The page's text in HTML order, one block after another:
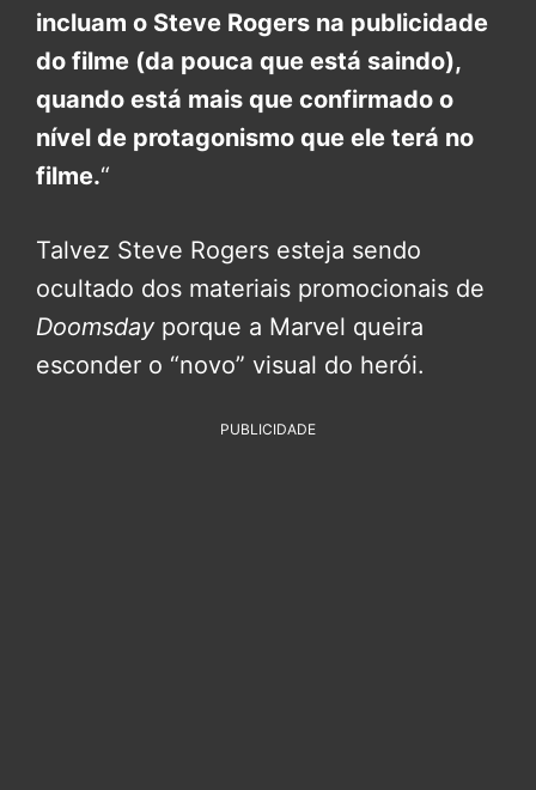
incluam o Steve Rogers na publicidade
do filme (da pouca que está saindo),
quando está mais que confirmado o
nível de protagonismo que ele terá no
filme.“
Talvez Steve Rogers esteja sendo
ocultado dos materiais promocionais de
Doomsday porque a Marvel queira
esconder o “novo” visual do herói.
PUBLICIDADE